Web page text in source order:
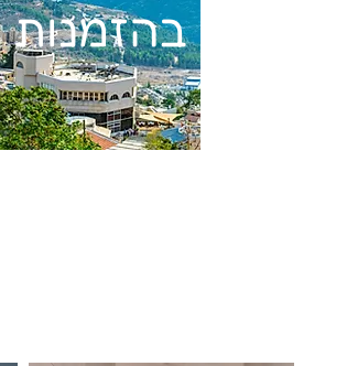
בהזמנות 7+ לילות